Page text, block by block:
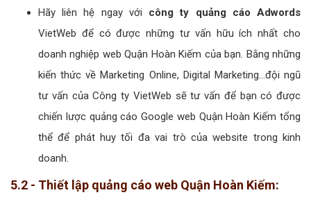
Hãy liên hệ ngay với công ty quảng cáo Adwords
VietWeb để có được những tư vấn hữu ích nhất cho
doanh nghiệp web Quận Hoàn Kiếm của bạn. Bằng những
kiến thức về Marketing Online, Digital Marketing...đội ngũ
tư vấn của Công ty VietWeb sẽ tư vấn để bạn có được
chiến lược quảng cáo Google web Quận Hoàn Kiếm tổng
thể để phát huy tối đa vai trò của website trong kinh
doanh.
5.2 - Thiết lập quảng cáo web Quận Hoàn Kiếm: